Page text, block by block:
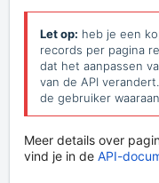
Let op: heb je een
records per pagina
dat het aanpassen
van de API
de gebruiker
Meer details over
vind je in de API-